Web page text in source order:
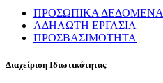
ΠΡΟΣΩΠΙΚΑ ΔΕΔΟΜΕΝΑ
ΑΔΗΛΩΤΗ ΕΡΓΑΣΙΑ
ΠΡΟΣΒΑΣΙΜΟΤΗΤΑ
Διαχείριση Ιδιωτικότητας